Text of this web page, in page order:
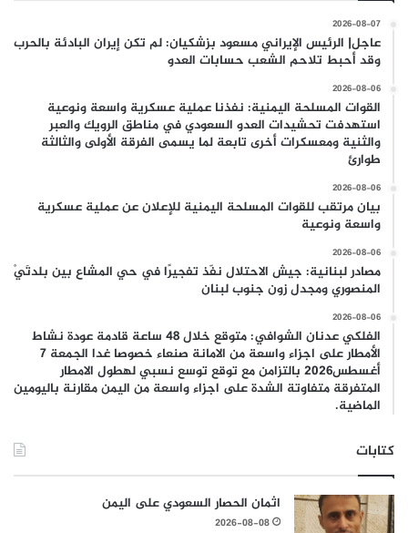
2026-08-07
عاجل| الرئيس الإيراني مسعود بزشكيان: لم تكن إيران البادئة بالحرب
وقد أحبط تلاحم الشعب حسابات العدو
2026-08-06
القوات المسلحة اليمنية: نفذنا عملية عسكرية واسعة ونوعية
استهدفت تحشيدات العدو السعودي في مناطق الرويك والعبر
والثنية ومعسكرات أخرى تابعة لما يسمى الفرقة الأولى والثالثة
طوارئ
2026-08-06
بيان مرتقب للقوات المسلحة اليمنية للإعلان عن عملية عسكرية
واسعة ونوعية
2026-08-06
مصادر لبنانية: جيش الاحتلال نفّذ تفجيرًا في حي المشاع بين بلدتَيْ
المنصوري ومجدل زون جنوب لبنان
2026-08-06
الفلكي عدنان الشوافي: متوقع خلال 48 ساعة قادمة عودة نشاط
الأمطار على اجزاء واسعة من الامانة صنعاء خصوصا غدا الجمعة 7
أغسطس2026 بالتزامن مع توقع توسع نسبي لهطول الامطار
المتفرقة متفاوتة الشدة على اجزاء واسعة من اليمن مقارنة باليومين
الماضية.
كتابات
اثمان الحصار السعودي على اليمن
2026-08-08